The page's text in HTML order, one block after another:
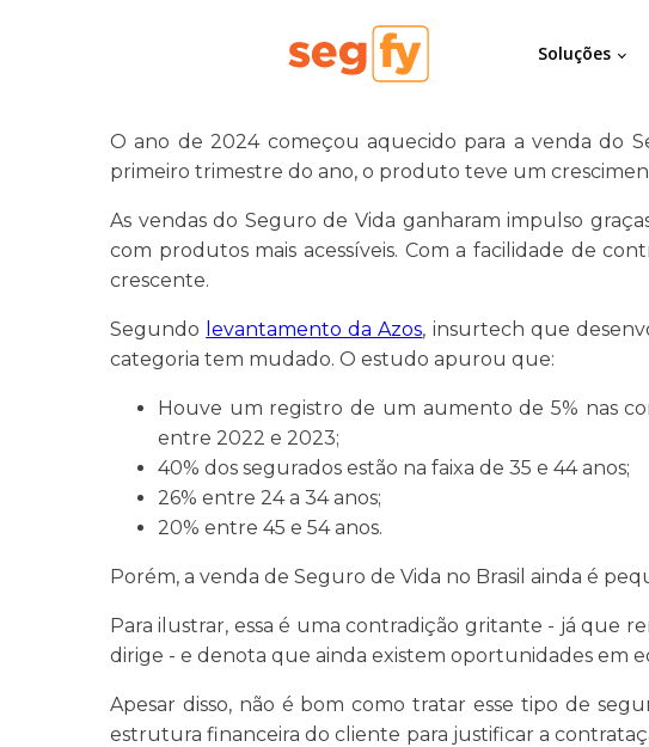
Soluções
O ano de 2024 começou aquecido para a venda do
primeiro trimestre do ano, o produto teve um
As vendas do Seguro de Vida ganharam impulso
com produtos mais acessíveis. Com a facilidade de
crescente.
Segundo levantamento da Azos, insurtech que
categoria tem mudado. O estudo apurou que:
Houve um registro de um aumento de 5% nas
entre 2022 e 2023;
40% dos segurados estão na faixa de 35 e 44 anos;
26% entre 24 a 34 anos;
20% entre 45 e 54 anos.
Porém, a venda de Seguro de Vida no Brasil ainda é
Para ilustrar, essa é uma contradição gritante - já que
dirige - e denota que ainda existem oportunidades em
Apesar disso, não é bom como tratar esse tipo de
estrutura financeira do cliente para justificar a